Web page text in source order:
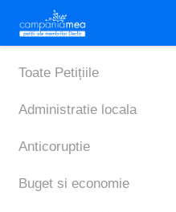
main
content
Toate Petițiile
Administratie locala
Anticoruptie
Buget si economie